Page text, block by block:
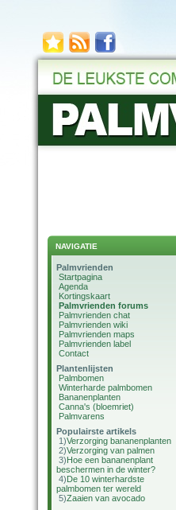
NAVIGATIE
Palmvrienden
Startpagina
Agenda
Kortingskaart
Palmvrienden forums
Palmvrienden chat
Palmvrienden wiki
Palmvrienden maps
Palmvrienden label
Contact
Plantenlijsten
Palmbomen
Winterharde palmbomen
Bananenplanten
Canna's (bloemriet)
Palmvarens
Populairste artikels
1)Verzorging bananenplanten
2)Verzorging van palmen
3)Hoe een bananenplant
beschermen in de winter?
4)De 10 winterhardste
palmbomen ter wereld
5)Zaaien van avocado